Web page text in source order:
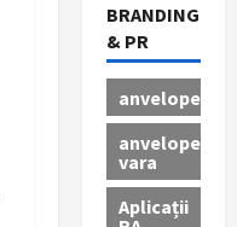
BRANDING
& PR
anvelope
anvelope
vara
Aplicații